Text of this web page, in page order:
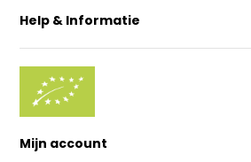
Help & Informatie
Mijn account